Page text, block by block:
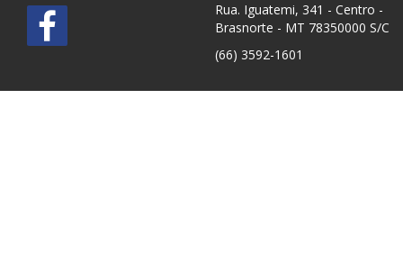
Rua. Iguatemi, 341 - Centro -
Brasnorte - MT 78350000 S/C
(66) 3592-1601